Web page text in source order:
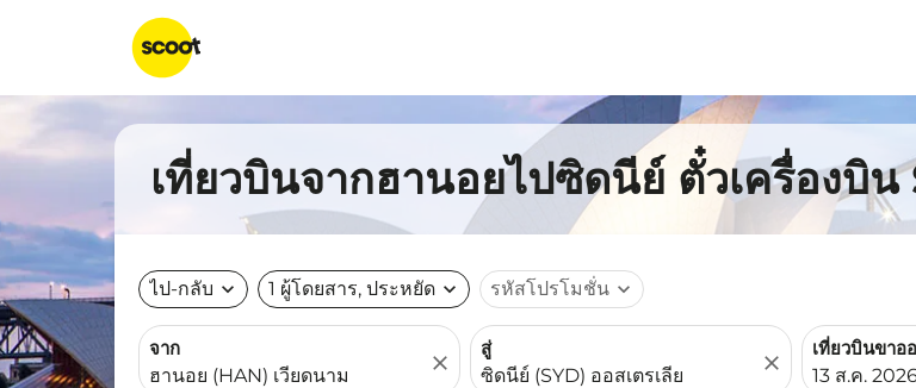
เที่ยวบินจากฮานอยไปซิดนีย์ ตั๋วเครื่องบิ
ไป-กลับ expand_more 1 ผู้โดยสาร, ประหยัด expand_more รหัสโปรโมชั่น expand_more
จาก
close
สู่
close
เที่ยวบินขาอ
fc-
13 ส.ค.